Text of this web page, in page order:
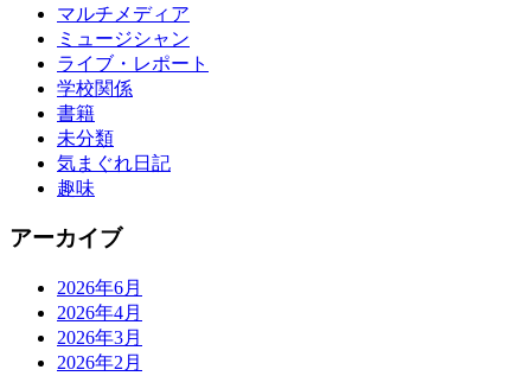
マルチメディア
ミュージシャン
ライブ・レポート
学校関係
書籍
未分類
気まぐれ日記
趣味
アーカイブ
2026年6月
2026年4月
2026年3月
2026年2月